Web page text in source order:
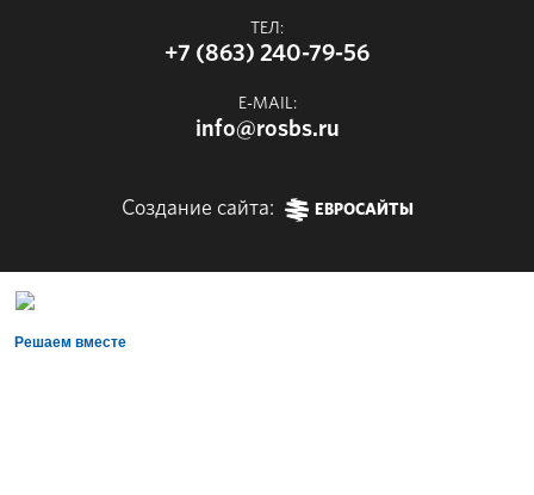
ТЕЛ:
+7 (863) 240-79-56
E-MAIL:
info@rosbs.ru
Создание сайта: ЕВРОСАЙТЫ
Решаем вместе